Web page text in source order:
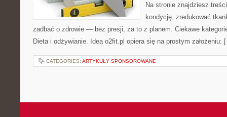
Na stronie znajdziesz
kondycję, zredukować
zadbać o zdrowie — bez presji, za to z planem. Ciekawe
Dieta i odżywianie. Idea o2fit.pl opiera się na prostym założeniu:
CATEGORIES: ARTYKUŁY SPONSOROWANE